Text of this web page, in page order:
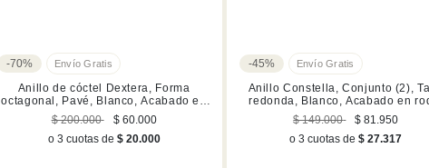
-70%
Anillo de cóctel Dextera, Forma
octagonal, Pavé, Blanco, Acabado en
rodio
$ 200.000
$ 60.000
o 3 cuotas de $ 20.000
-45%
Anillo Constella, Conjunto (2),
redonda, Blanco, Acabado en
$ 149.000
$ 81.950
o 3 cuotas de$ 27.317